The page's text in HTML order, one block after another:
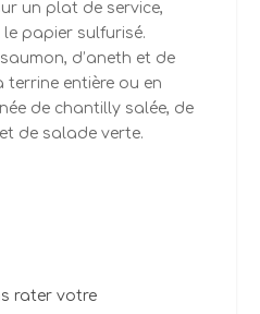
un plat de service,
papier sulfurisé.
d’aneth et de
terrine entière ou en
de chantilly salée, de
de salade verte.
rater votre